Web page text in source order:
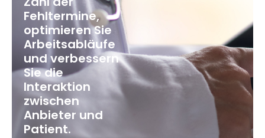
Fehltermine,
optimieren Sie
Arbeitsabläufe
und verbessern
Sie die
Interaktion
zwischen
Anbieter und
Patient.